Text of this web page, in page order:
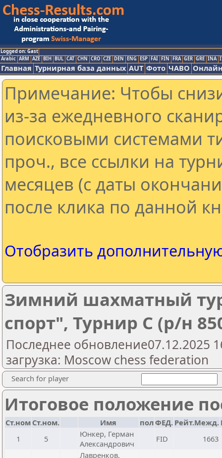
Logged on: Gast
Arabic ARM AZE BIH BUL CAT CHN CRO CZE DEN ENG ESP FAI FIN FRA GER GRE INA
Главная Турнирная база данных AUT Фото ЧАВО
Примечание: Чтобы
из-за ежедневного
поисковыми системами
проч., все ссылки на
месяцев (с даты
после клика по данной
Отобразить
Зимний шахматный
спорт", Турнир С (р/н
Последнее обновление07.12.2025
загрузка: Moscow chess federation
Search for player
Итоговое положение
Ст.ном Ст.ном. Имя полФЕД. Рейт.Межд.
1
5
Юнкер, Герман
Александрович
FID 1663
Лавренков,